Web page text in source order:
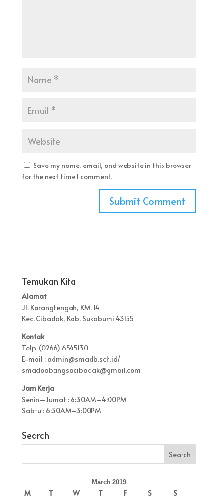
Save my name, email, and website in this browser
for the next time I comment.
Temukan Kita
Alamat
Jl. Karangtengah, KM. 14
Kec. Cibadak, Kab. Sukabumi 43155
Kontak
Telp. (0266) 6545130
E-mail : admin@smadb.sch.id/
smadoabangsacibadak@gmail.com
Jam Kerja
Senin—Jumat : 6:30AM–4:00PM
Sabtu : 6:30AM–3:00PM
Search
March 2019
M T W T F S S